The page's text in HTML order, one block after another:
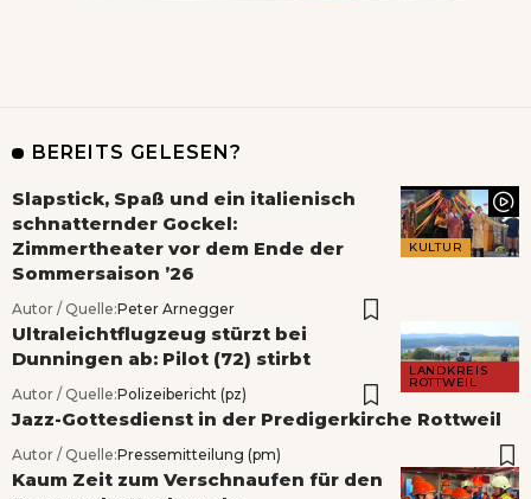
BEREITS GELESEN?
KULTUR
Slapstick, Spaß und ein italienisch
schnatternder Gockel:
Zimmertheater vor dem Ende der
Sommersaison ’26
Autor / Quelle:Peter Arnegger
LANDKREIS
ROTTWEIL
Ultraleichtflugzeug stürzt bei
Dunningen ab: Pilot (72) stirbt
Autor / Quelle:Polizeibericht (pz)
Jazz-Gottesdienst in der Predigerkirche Rottweil
Autor / Quelle:Pressemitteilung (pm)
Kaum Zeit zum Verschnaufen für den